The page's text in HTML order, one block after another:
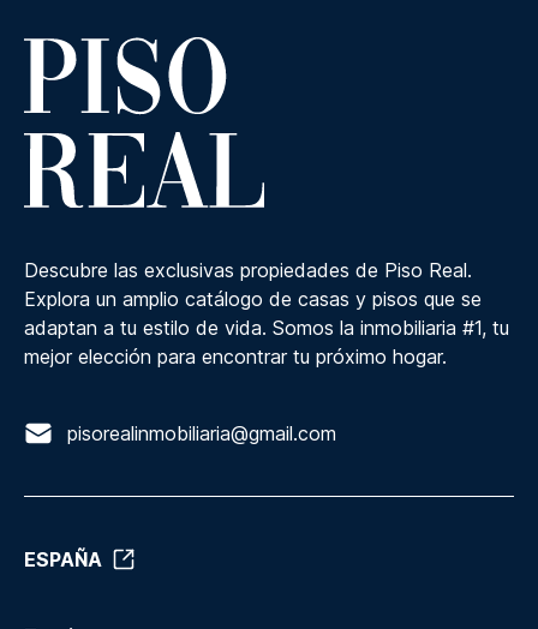
Descubre las exclusivas propiedades de Piso Real.
Explora un amplio catálogo de casas y pisos que se
adaptan a tu estilo de vida. Somos la inmobiliaria #1, tu
mejor elección para encontrar tu próximo hogar.
pisorealinmobiliaria@gmail.com
ESPAÑA